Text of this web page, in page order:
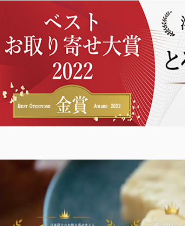
TOP
メンバー
会社概要
お問い合
わせ
イド